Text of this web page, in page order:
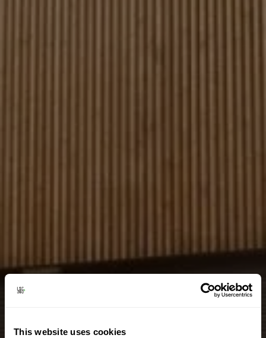
This website uses cookies